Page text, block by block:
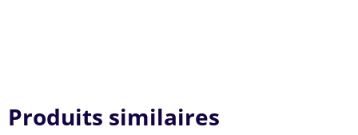
Produits similaires